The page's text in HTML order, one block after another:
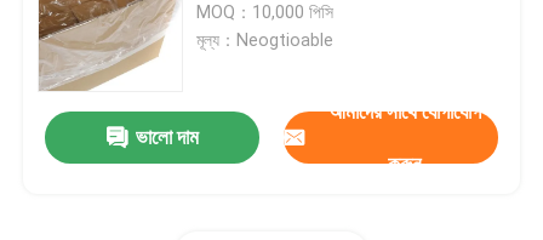
MOQ：10,000 পিসি
মূল্য：Neogtioable
ভালো দাম
আমাদের সাথে যোগাযোগ
করুন